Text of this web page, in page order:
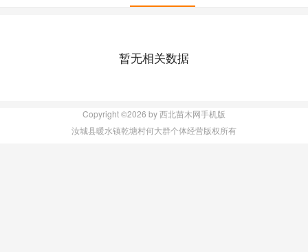
暂无相关数据
Copyright ©2026 by 西北苗木网手机版
汝城县暖水镇乾塘村何大群个体经营版权所有